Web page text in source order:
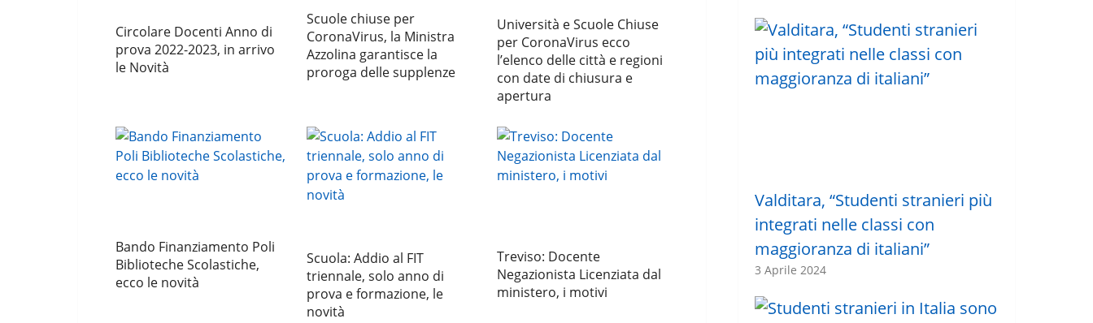
Circolare Docenti Anno di
prova 2022-2023, in arrivo
le Novità
Scuole chiuse per
CoronaVirus, la Ministra
Azzolina garantisce la
proroga delle supplenze
Università e Scuole Chiuse
per CoronaVirus ecco
l’elenco delle città e regioni
con date di chiusura e
apertura
Bando Finanziamento Poli
Biblioteche Scolastiche,
ecco le novità
Scuola: Addio al FIT
triennale, solo anno di
prova e formazione, le
novità
Treviso: Docente
Negazionista Licenziata dal
ministero, i motivi
Valditara, “Studenti stranieri più
integrati nelle classi con
maggioranza di italiani”
3 Aprile 2024